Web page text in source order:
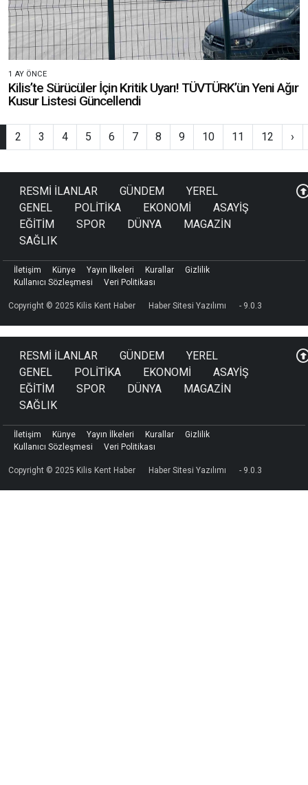
1 AY ÖNCE
Kilis’te Sürücüler İçin Kritik Uyarı! TÜVTÜRK’ün Yeni Ağır
Kusur Listesi Güncellendi
2 3 4 5 6 7 8 9 10 11 12 ›
RESMİ İLANLAR GÜNDEM
YEREL
GENEL
POLİTİKA EKONOMİ
ASAYİŞ
EĞİTİM
SPOR DÜNYA
MAGAZİN
SAĞLIK
Copyright © 2025 Kilis Kent Haber Haber Sitesi Yazılımı - 9.0.3
İletişim Künye Yayın İlkeleri Kurallar
Gizlilik
Kullanıcı Sözleşmesi
Veri Politikası
RESMİ İLANLAR GÜNDEM
YEREL
GENEL
POLİTİKA EKONOMİ
ASAYİŞ
EĞİTİM
SPOR DÜNYA
MAGAZİN
SAĞLIK
Copyright © 2025 Kilis Kent Haber Haber Sitesi Yazılımı - 9.0.3
İletişim Künye Yayın İlkeleri Kurallar
Gizlilik
Kullanıcı Sözleşmesi
Veri Politikası